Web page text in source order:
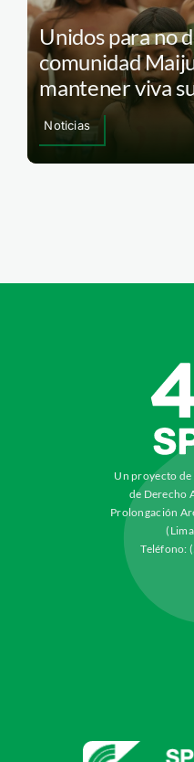
Unidos para no
comunidad
mantener viva
Noticias
Un proyecto de
de Derecho
Prolongación
Teléfono: